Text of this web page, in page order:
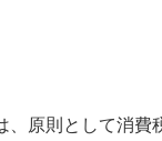
原則として消